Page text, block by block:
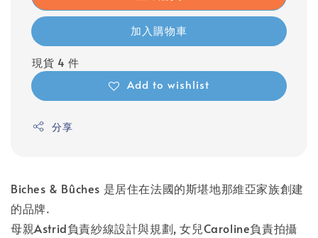
加入購物車
現貨 4 件
Add to wishlist
分享
Biches & Bûches 是居住在法國的斯堪地那維亞家族創建
的品牌.
母親Astrid負責紗線設計與規劃, 女兒Caroline負責拍攝